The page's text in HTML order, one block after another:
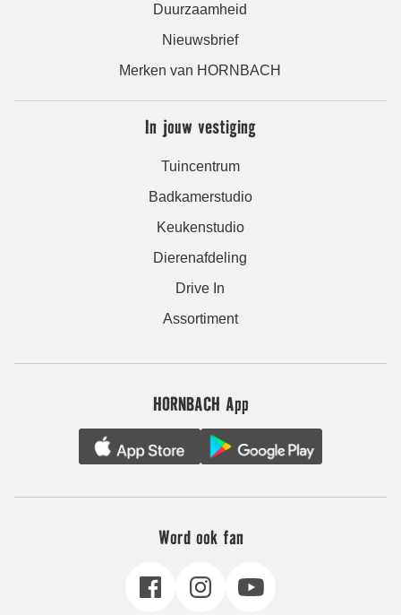
Duurzaamheid
Nieuwsbrief
Merken van HORNBACH
In jouw vestiging
Tuincentrum
Badkamerstudio
Keukenstudio
Dierenafdeling
Drive In
Assortiment
HORNBACH App
Word ook fan